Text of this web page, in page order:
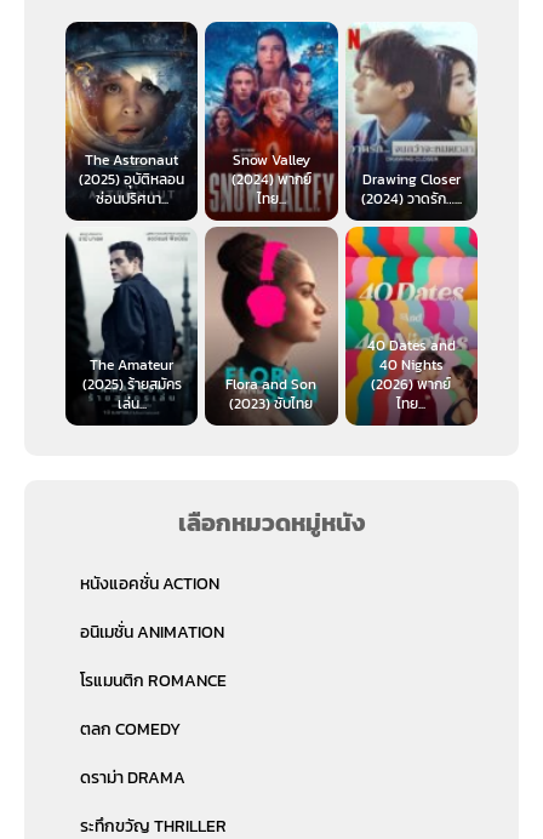
The Astronaut
(2025) อุบัติหลอน
ซ่อนปริศนา...
Snow Valley
(2024) พากย์
ไทย...
Drawing Closer
(2024) วาดรัก…...
The Amateur
(2025) ร้ายสมัคร
เล่น...
Flora and Son
(2023) ซับไทย
40 Dates and
40 Nights
(2026) พากย์
ไทย...
เลือกหมวดหมู่หนัง
หนังแอคชั่น ACTION
อนิเมชั่น ANIMATION
โรแมนติก ROMANCE
ตลก COMEDY
ดราม่า DRAMA
ระทึกขวัญ THRILLER